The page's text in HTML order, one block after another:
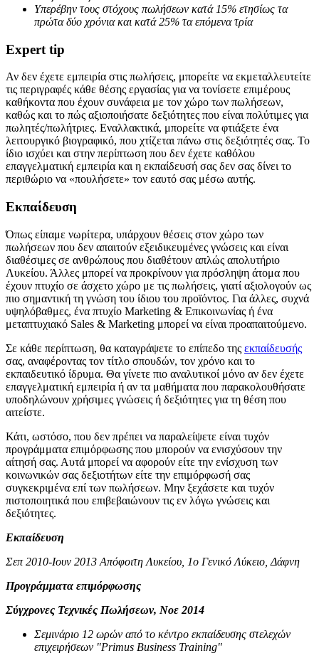
Υπερέβην τους στόχους πωλήσεων κατά 15% ετησίως τα
πρώτα δύο χρόνια και κατά 25% τα επόμενα τρία
Expert tip
Αν δεν έχετε εμπειρία στις πωλήσεις, μπορείτε να εκμεταλλευτείτε
τις περιγραφές κάθε θέσης εργασίας για να τονίσετε επιμέρους
καθήκοντα που έχουν συνάφεια με τον χώρο των πωλήσεων,
καθώς και το πώς αξιοποιήσατε δεξιότητες που είναι πολύτιμες για
πωλητές/πωλήτριες. Εναλλακτικά, μπορείτε να φτιάξετε ένα
λειτουργικό βιογραφικό, που χτίζεται πάνω στις δεξιότητές σας. Το
ίδιο ισχύει και στην περίπτωση που δεν έχετε καθόλου
επαγγελματική εμπειρία και η εκπαίδευσή σας δεν σας δίνει το
περιθώριο να «πουλήσετε» τον εαυτό σας μέσω αυτής.
Εκπαίδευση
Όπως είπαμε νωρίτερα, υπάρχουν θέσεις στον χώρο των
πωλήσεων που δεν απαιτούν εξειδικευμένες γνώσεις και είναι
διαθέσιμες σε ανθρώπους που διαθέτουν απλώς απολυτήριο
Λυκείου. Άλλες μπορεί να προκρίνουν για πρόσληψη άτομα που
έχουν πτυχίο σε άσχετο χώρο με τις πωλήσεις, γιατί αξιολογούν ως
πιο σημαντική τη γνώση του ίδιου του προϊόντος. Για άλλες, συχνά
υψηλόβαθμες, ένα πτυχίο Marketing & Επικοινωνίας ή ένα
μεταπτυχιακό Sales & Marketing μπορεί να είναι προαπαιτούμενο.
Σε κάθε περίπτωση, θα καταγράψετε το επίπεδο της εκπαίδευσής
σας, αναφέροντας τον τίτλο σπουδών, τον χρόνο και το
εκπαιδευτικό ίδρυμα. Θα γίνετε πιο αναλυτικοί μόνο αν δεν έχετε
επαγγελματική εμπειρία ή αν τα μαθήματα που παρακολουθήσατε
υποδηλώνουν χρήσιμες γνώσεις ή δεξιότητες για τη θέση που
αιτείστε.
Κάτι, ωστόσο, που δεν πρέπει να παραλείψετε είναι τυχόν
προγράμματα επιμόρφωσης που μπορούν να ενισχύσουν την
αίτησή σας. Αυτά μπορεί να αφορούν είτε την ενίσχυση των
κοινωνικών σας δεξιοτήτων είτε την επιμόρφωσή σας
συγκεκριμένα επί των πωλήσεων. Μην ξεχάσετε και τυχόν
πιστοποιητικά που επιβεβαιώνουν τις εν λόγω γνώσεις και
δεξιότητες.
Εκπαίδευση
Σεπ 2010-Ιουν 2013 Απόφοιτη Λυκείου, 1ο Γενικό Λύκειο, Δάφνη
Προγράμματα επιμόρφωσης
Σύγχρονες Τεχνικές Πωλήσεων, Νοε 2014
Σεμινάριο 12 ωρών από το κέντρο εκπαίδευσης στελεχών
επιχειρήσεων "Primus Business Training"